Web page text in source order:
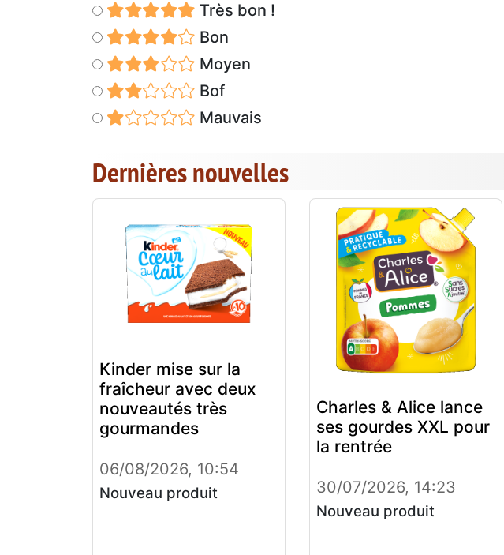
Très bon !
Bon
Moyen
Bof
Mauvais
Dernières nouvelles
Kinder mise sur la
fraîcheur avec deux
nouveautés très
gourmandes
06/08/2026, 10:54
Nouveau produit
Charles & Alice lance
ses gourdes XXL pour
la rentrée
30/07/2026, 14:23
Nouveau produit